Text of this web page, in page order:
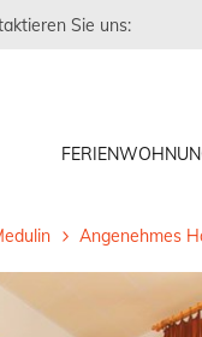
Sie uns:
Angenehmes